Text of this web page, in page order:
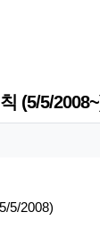
(5/5/
5/2008)